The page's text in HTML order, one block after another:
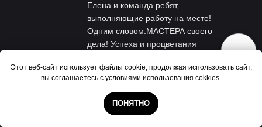
Елена и команда ребят,
выполняющие работу на месте!
Одним словом:МАСТЕРА своего
дела! Успеха и процветания
Ольга Л.
Отлично
Этот веб-сайт использует файлы cookie, продолжая использовать сайт,
вы соглашаетесь с условиями использования cokkies.
ПОНЯТНО